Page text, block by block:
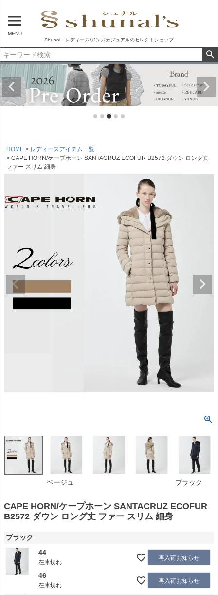
MENU
Shunal レディース/メンズカジュアルのセレクトショップ
HOME
レディースアイテム一覧
CAPE HORN/ケープホーン SANTACRUZ ECOFUR B2572 ダウン ロング丈
ファー スリム 細身
ベージュ ブラック
CAPE HORN/ケープホーン SANTACRUZ ECOFUR
B2572 ダウン ロング丈 ファー スリム 細身
ブラック
44
在庫切れ
再入荷お知らせ
46
在庫切れ
再入荷お知らせ